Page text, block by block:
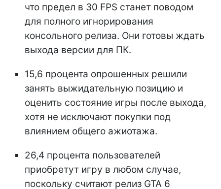
что предел в 30 FPS станет поводом
для полного игнорирования
консольного релиза. Они готовы ждать
выхода версии для ПК.
15,6 процента опрошенных решили
занять выжидательную позицию и
оценить состояние игры после выхода,
хотя не исключают покупки под
влиянием общего ажиотажа.
26,4 процента пользователей
приобретут игру в любом случае,
поскольку считают релиз GTA 6